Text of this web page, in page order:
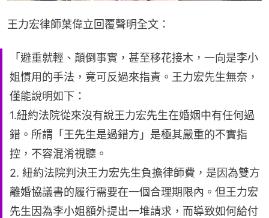
王力宏律師葉偉立回覆聲明全文：
「避重就輕、顛倒事實，甚至移花接木，一向是李小
姐慣用的手法，竟可反過來指責。王力宏先生無奈，
僅能說明如下：
1.紐約法院從來沒有說王力宏先生在婚姻中有任何過
錯。所謂「王先生是過錯方」是極其嚴重的不實指
控，不容混淆視聽。
2. 紐約法院判決王力宏先生負擔律師費，是因為雙方
離婚協議書的履行需要在一個合理期限內。但王力宏
先生因為李小姐額外提出一堆請求，而導致如何給付